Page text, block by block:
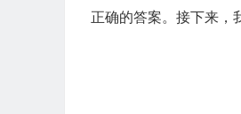
正确的答案。接下来，